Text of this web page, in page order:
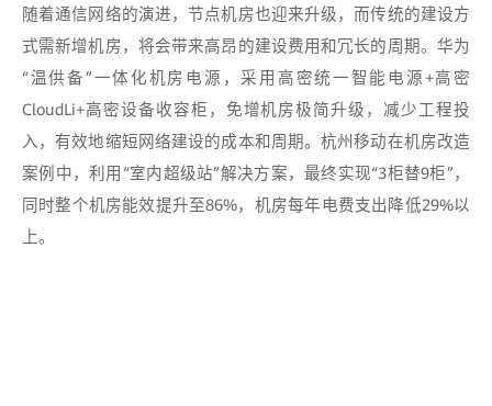
随着通信网络的演进，节点机房也迎来升级，而传统的建设方
式需新增机房，将会带来高昂的建设费用和冗长的周期。华为
“温供备”一体化机房电源，采用高密统一智能电源+高密
CloudLi+高密设备收容柜，免增机房极简升级，减少工程投
入，有效地缩短网络建设的成本和周期。杭州移动在机房改造
案例中，利用“室内超级站”解决方案，最终实现“3柜替9柜”，
同时整个机房能效提升至86%，机房每年电费支出降低29%以
上。